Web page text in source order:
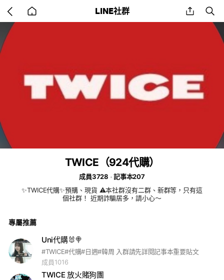
back
to
LINE社群 share
TWICE（924代購）
成員3728
記事本207
✨TWICE代購✨預購、現貨 ⚠️本社群沒有二群、新群等，只有這
個社群！ 近期詐騙居多，請小心～
專屬推薦
Uni代購🐰🍭
#TWICE#代購#日週#韓周 入群請先詳閱記事本重要貼文
成員1016
TWICE 放火賭狗團